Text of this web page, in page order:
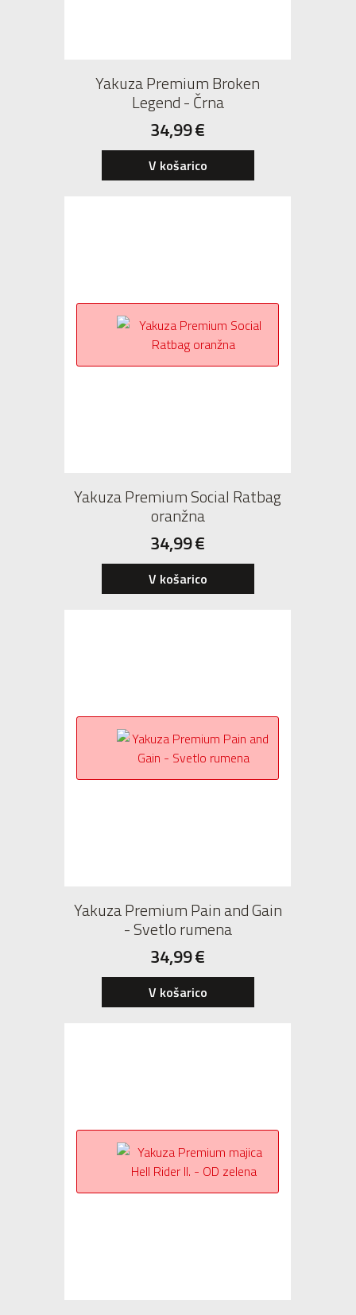
Yakuza Premium Broken
Legend - Črna
34,99€
V košarico
Yakuza Premium Social Ratbag
oranžna
34,99€
V košarico
Yakuza Premium Pain and Gain
- Svetlo rumena
34,99€
V košarico